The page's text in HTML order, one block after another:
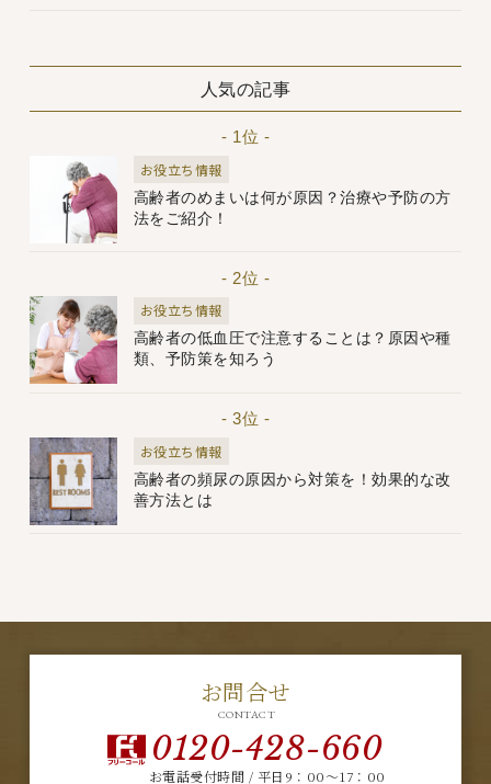
人気の記事
- 1位 -
お役立ち情報
高齢者のめまいは何が原因？治療や予防の方
法をご紹介！
- 2位 -
お役立ち情報
高齢者の低血圧で注意することは？原因や種
類、予防策を知ろう
- 3位 -
お役立ち情報
高齢者の頻尿の原因から対策を！効果的な改
善方法とは
お問合せ
CONTACT
0120-428-660
お電話受付時間 / 平日9：00～17：00